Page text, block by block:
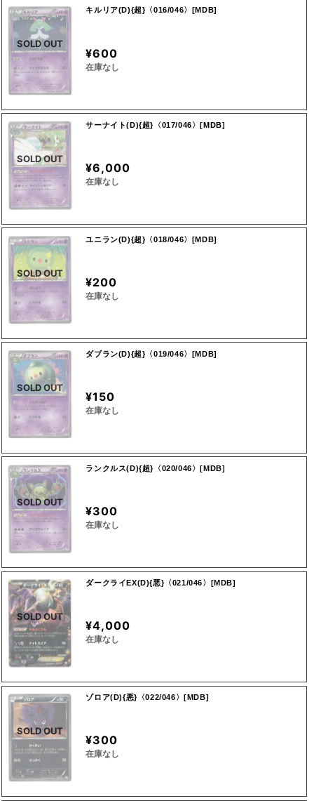
SOLD OUT
キルリア(D){超}〈016/046〉[MDB]
¥600
在庫なし
SOLD OUT
サーナイト(D){超}〈017/046〉[MDB]
¥6,000
在庫なし
SOLD OUT
ユニラン(D){超}〈018/046〉[MDB]
¥200
在庫なし
SOLD OUT
ダブラン(D){超}〈019/046〉[MDB]
¥150
在庫なし
SOLD OUT
ランクルス(D){超}〈020/046〉[MDB]
¥300
在庫なし
SOLD OUT
ダークライEX(D){悪}〈021/046〉[MDB]
¥4,000
在庫なし
SOLD OUT
ゾロア(D){悪}〈022/046〉[MDB]
¥300
在庫なし